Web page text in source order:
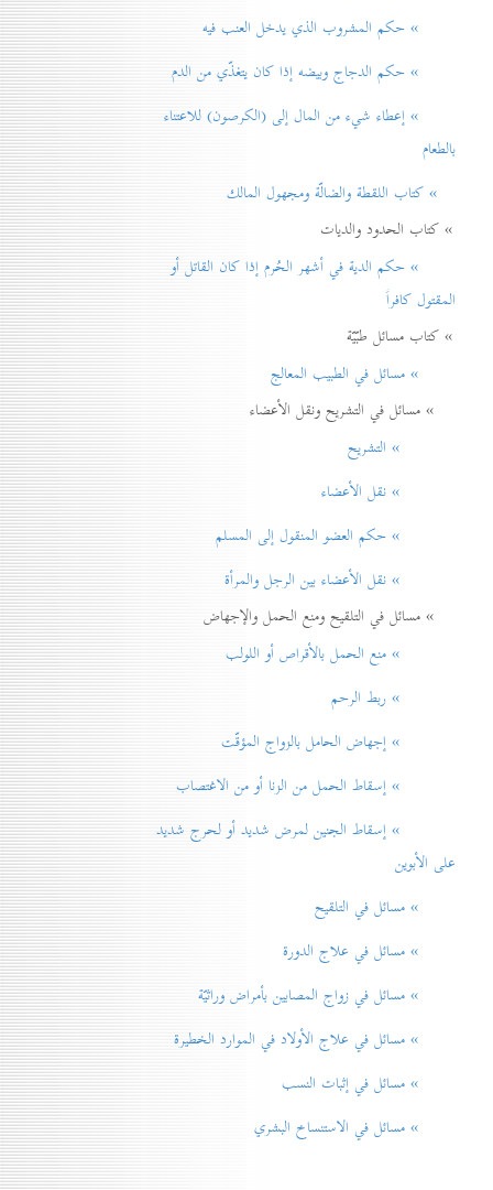
» حكم المشروب الذي يدخل العنب فيه
» حكم الدجاج وبيضه إذا كان يتغذّي من الدم
» إعطاء شيء من المال إلی (الكرصون) للاعتناء
بالطعام
» كتاب اللقطة والضالّة ومجهول المالك
» كتاب الحدود والديات
» حكم الدية في أشهر الحُرم إذا كان القاتل أو
المقتول كافراً
» كتاب مسائل طبّيّة
» مسائل في الطبيب المعالج
» مسائل في التشريح ونقل الأعضاء
» التشريح
» نقل الأعضاء
» حكم العضو المنقول إلی المسلم
» نقل الأعضاء بين الرجل والمرأة
» مسائل في التلقيح ومنع الحمل والإجهاض
» منع الحمل بالأقراص أو اللولب
» ربط الرحم
» إجهاض الحامل بالزواج المؤقّت
» إسقاط الحمل من الزنا أو من الاغتصاب
» إسقاط الجنين لمرض شديد أو لحرج شديد
على الأبوين
» مسائل في التلقيح
» مسائل في علاج الدورة
» مسائل في زواج المصابين بأمراض وراثيّة
» مسائل في علاج الأولاد في الموارد الخطيرة
» مسائل في إثبات النسب
» مسائل في الاستنساخ البشري